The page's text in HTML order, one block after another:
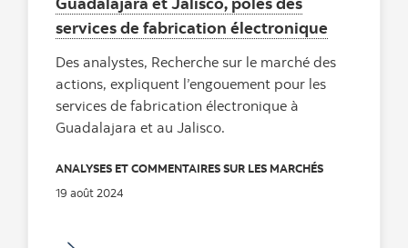
services de fabrication électronique
Des analystes, Recherche sur le marché des
actions, expliquent l’engouement pour les
services de fabrication électronique à
Guadalajara et au Jalisco.
ANALYSES ET COMMENTAIRES SUR LES MARCHÉS
19 août 2024